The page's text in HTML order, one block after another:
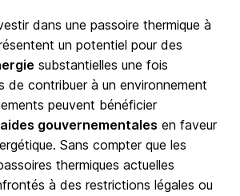
dans une passoire thermique à
un potentiel pour des
substantielles une fois
de contribuer à un environnement
peuvent bénéficier
gouvernementales en faveur
Sans compter que les
thermiques actuelles
à des restrictions légales ou